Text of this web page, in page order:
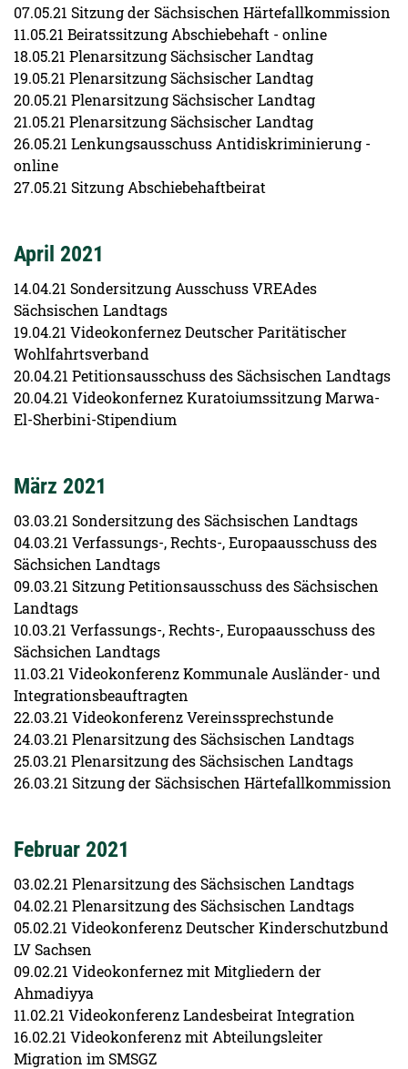
07.05.21 Sitzung der Sächsischen Härtefallkommission
11.05.21 Beiratssitzung Abschiebehaft - online
18.05.21 Plenarsitzung Sächsischer Landtag
19.05.21 Plenarsitzung Sächsischer Landtag
20.05.21 Plenarsitzung Sächsischer Landtag
21.05.21 Plenarsitzung Sächsischer Landtag
26.05.21 Lenkungsausschuss Antidiskriminierung -
online
27.05.21 Sitzung Abschiebehaftbeirat
April 2021
14.04.21 Sondersitzung Ausschuss VREAdes
Sächsischen Landtags
19.04.21 Videokonfernez Deutscher Paritätischer
Wohlfahrtsverband
20.04.21 Petitionsausschuss des Sächsischen Landtags
20.04.21 Videokonfernez Kuratoiumssitzung Marwa-
El-Sherbini-Stipendium
März 2021
03.03.21 Sondersitzung des Sächsischen Landtags
04.03.21 Verfassungs-, Rechts-, Europaausschuss des
Sächsichen Landtags
09.03.21 Sitzung Petitionsausschuss des Sächsischen
Landtags
10.03.21 Verfassungs-, Rechts-, Europaausschuss des
Sächsichen Landtags
11.03.21 Videokonferenz Kommunale Ausländer- und
Integrationsbeauftragten
22.03.21 Videokonferenz Vereinssprechstunde
24.03.21 Plenarsitzung des Sächsischen Landtags
25.03.21 Plenarsitzung des Sächsischen Landtags
26.03.21 Sitzung der Sächsischen Härtefallkommission
Februar 2021
03.02.21 Plenarsitzung des Sächsischen Landtags
04.02.21 Plenarsitzung des Sächsischen Landtags
05.02.21 Videokonferenz Deutscher Kinderschutzbund
LV Sachsen
09.02.21 Videokonfernez mit Mitgliedern der
Ahmadiyya
11.02.21 Videokonferenz Landesbeirat Integration
16.02.21 Videokonferenz mit Abteilungsleiter
Migration im SMSGZ